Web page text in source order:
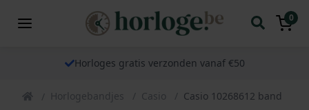
0
Horloges gratis verzonden vanaf €50
Horlogebandjes Casio Casio 10268612 band